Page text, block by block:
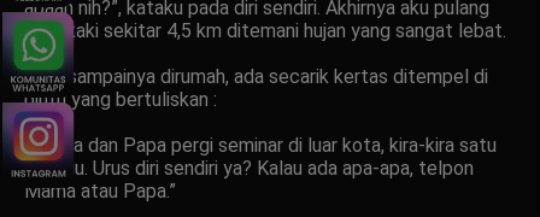
apaan nih?”, kataku pada diri sendiri. Akhirnya aku pulang
jalan kaki sekitar 4,5 km ditemani hujan yang sangat lebat.
Sesesampainya dirumah, ada secarik kertas ditempel di
pintu yang bertuliskan :
”Mama dan Papa pergi seminar di luar kota, kira-kira satu
minggu. Urus diri sendiri ya? Kalau ada apa-apa, telpon
Mama atau Papa.”